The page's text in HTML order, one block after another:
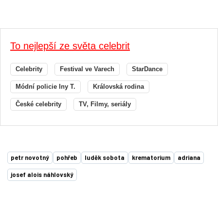
To nejlepší ze světa celebrit
Celebrity Festival ve Varech StarDance
Módní policie Iny T. Královská rodina
České celebrity TV, Filmy, seriály
petr novotný pohřeb luděk sobota krematorium adriana
josef alois náhlovský